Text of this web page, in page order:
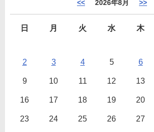
<< 2026年8月 >>
日 月 火 水 木
2 3 4 5 6
9 10 11 12 13
16 17 18 19 20
23 24 25 26 27